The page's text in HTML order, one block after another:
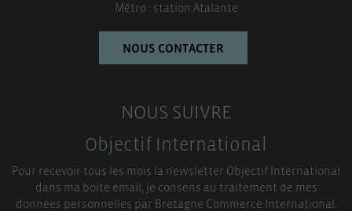
Métro : station Atalante
NOUS CONTACTER
NOUS SUIVRE
Objectif International
Pour recevoir tous les mois la newsletter Objectif International
dans ma boite email, je consens au traitement de mes
données personnelles par Bretagne Commerce International.